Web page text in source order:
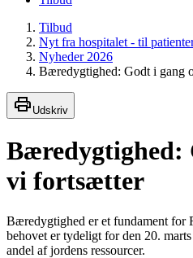
Tilbud
Nyt fra hospitalet - til
Nyheder 2026
Bæredygtighed: Godt i gang
Udskriv
Bæredygtighed:
vi fortsætter
Bæredygtighed er et fundament for
behovet er tydeligt for den 20.
andel af jordens ressourcer.